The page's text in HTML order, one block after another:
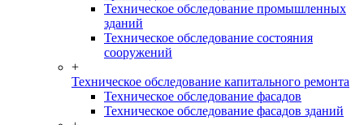
Техническое обследование промышленных
зданий
Техническое обследование состояния
сооружений
+
Техническое обследование капитального ремонта
Техническое обследование фасадов
Техническое обследование фасадов зданий